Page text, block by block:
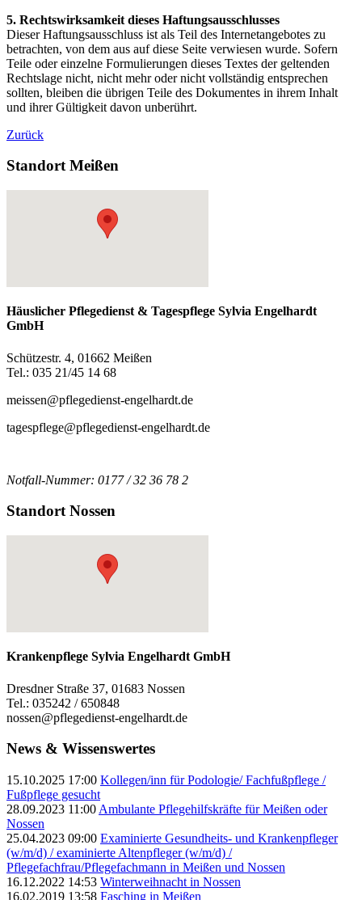
5. Rechtswirksamkeit dieses Haftungsausschlusses
Dieser Haftungsausschluss ist als Teil des Internetangebotes zu
betrachten, von dem aus auf diese Seite verwiesen wurde. Sofern
Teile oder einzelne Formulierungen dieses Textes der geltenden
Rechtslage nicht, nicht mehr oder nicht vollständig entsprechen
sollten, bleiben die übrigen Teile des Dokumentes in ihrem Inhalt
und ihrer Gültigkeit davon unberührt.
Zurück
Standort Meißen
Häuslicher Pflegedienst & Tagespflege Sylvia Engelhardt
GmbH
Schützestr. 4, 01662 Meißen
Tel.: 035 21/45 14 68
meissen@pflegedienst-engelhardt.de
tagespflege@pflegedienst-engelhardt.de
Notfall-Nummer: 0177 / 32 36 78 2
Standort Nossen
Krankenpflege Sylvia Engelhardt GmbH
Dresdner Straße 37, 01683 Nossen
Tel.: 035242 / 650848
nossen@pflegedienst-engelhardt.de
News & Wissenswertes
15.10.2025 17:00 Kollegen/inn für Podologie/ Fachfußpflege /
Fußpflege gesucht
28.09.2023 11:00 Ambulante Pflegehilfskräfte für Meißen oder
Nossen
25.04.2023 09:00 Examinierte Gesundheits- und Krankenpfleger
(w/m/d) / examinierte Altenpfleger (w/m/d) /
Pflegefachfrau/Pflegefachmann in Meißen und Nossen
16.12.2022 14:53 Winterweihnacht in Nossen
16.02.2019 13:58 Fasching in Meißen